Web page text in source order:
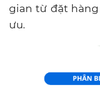
gian từ đặt
ưu.